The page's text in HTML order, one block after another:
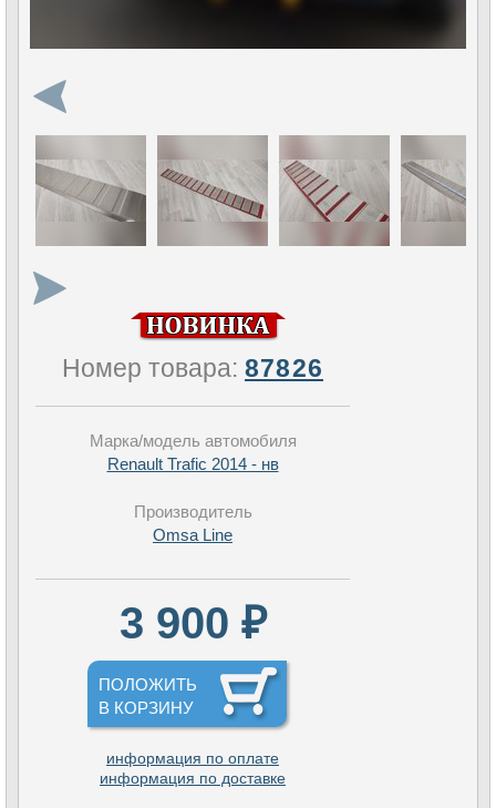
Номер товара: 87826
Марка/модель автомобиля
Renault Trafic 2014 - нв
Производитель
Omsa Line
3 900 ₽
ПОЛОЖИТЬ
В КОРЗИНУ
информация по оплате
информация по доставке